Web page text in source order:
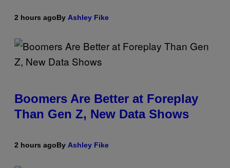
2 hours agoBy Ashley Fike
Boomers Are Better at Foreplay
Than Gen Z, New Data Shows
2 hours agoBy Ashley Fike